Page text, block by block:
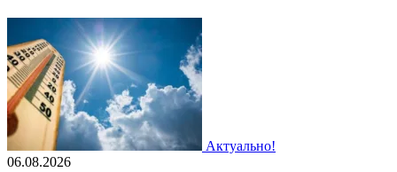
Актуально!
06.08.2026